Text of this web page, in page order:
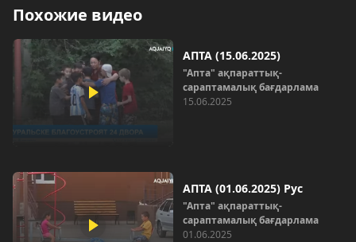
Похожие видео
АПТА (15.06.2025)
"Апта" ақпараттық-
сараптамалық бағдарлама
15.06.2025
АПТА (01.06.2025) Рус
"Апта" ақпараттық-
сараптамалық бағдарлама
01.06.2025